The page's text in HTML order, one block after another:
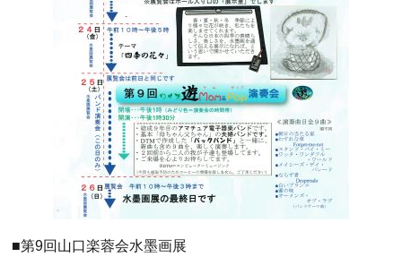
■第9回山口楽蓉会水墨画展